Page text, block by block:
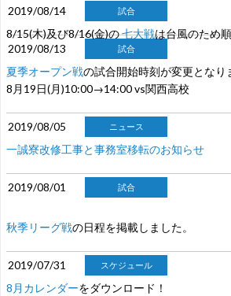
2019/08/14 試合
8/15(木)及び8/16(金)の七大戦は台風のため
2019/08/13
試合
夏季オープン戦の試合開始時刻が変更となり
8月19日(月)10:00→14:00 vs関西高校
2019/08/05 ニュース
一誠寮改修工事と事務室移転のお知らせ
2019/08/01 試合
秋季リーグ戦の日程を掲載しました。
2019/07/31 スケジュール
8月カレンダーをダウンロード！